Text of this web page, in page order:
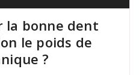
la bonne dent
le poids de
?